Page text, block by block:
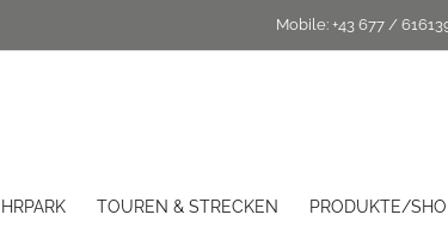
Mobile: +43 677 /
TOUREN & STRECKEN PRODUKTE/